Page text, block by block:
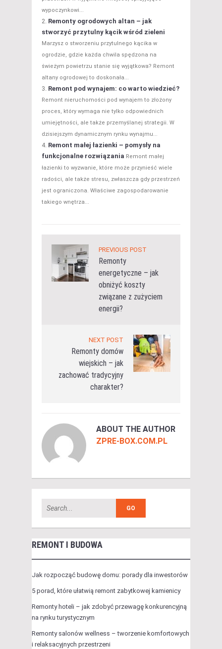
wypoczynkowi...
Remonty ogrodowych altan – jak
stworzyć przytulny kącik wśród zieleni
Marzysz o stworzeniu przytulnego kącika w
ogrodzie, gdzie każda chwila spędzona na
świeżym powietrzu stanie się wyjątkowa? Remont
altany ogrodowej to doskonała...
Remont pod wynajem: co warto wiedzieć?
Remont nieruchomości pod wynajem to złożony
proces, który wymaga nie tylko odpowiednich
umiejętności, ale także przemyślanej strategii. W
dzisiejszym dynamicznym rynku wynajmu...
Remont małej łazienki – pomysły na
funkcjonalne rozwiązania Remont małej
łazienki to wyzwanie, które może przynieść wiele
radości, ale także stresu, zwłaszcza gdy przestrzeń
jest ograniczona. Właściwe zagospodarowanie
takiego wnętrza...
PREVIOUS POST
Remonty
energetyczne – jak
obniżyć koszty
związane z zużyciem
energii?
NEXT POST
Remonty domów
wiejskich – jak
zachować tradycyjny
charakter?
ABOUT THE AUTHOR
ZPRE-BOX.COM.PL
REMONT I BUDOWA
Jak rozpocząć budowę domu: porady dla inwestorów
5 porad, które ułatwią remont zabytkowej kamienicy
Remonty hoteli – jak zdobyć przewagę konkurencyjną
na rynku turystycznym
Remonty salonów wellness – tworzenie komfortowych
i relaksacyjnych przestrzeni